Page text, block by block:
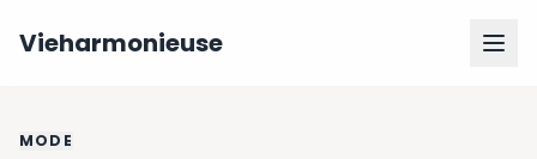
Vieharmonieuse
MODE